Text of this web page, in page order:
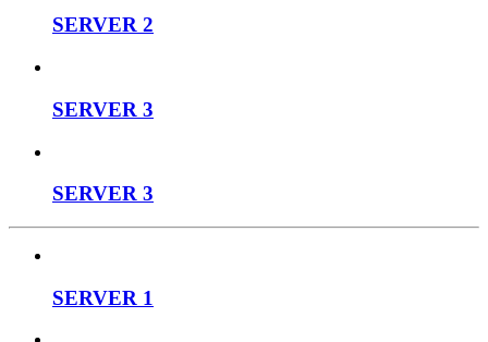
SERVER 2
SERVER 3
SERVER 3
SERVER 1